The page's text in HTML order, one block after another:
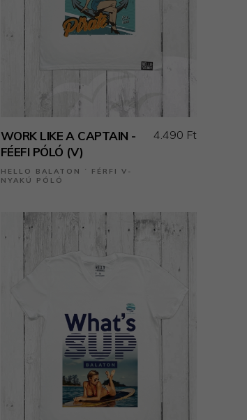
WORK LIKE A CAPTAIN -
FÉEFI PÓLÓ (V)
HELLO BALATON ˙ FÉRFI V-
NYAKÚ PÓLÓ
4.490 Ft